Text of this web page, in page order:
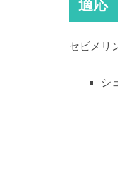
適応
セビメリ
シ